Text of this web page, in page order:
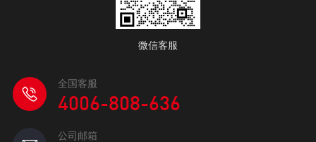
微信客服
全国客服
4006-808-636
公司邮箱